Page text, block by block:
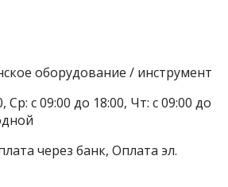
оборудование / инструмент
с 09:00 до 18:00, Чт: с 09:00 до
через банк, Оплата эл.